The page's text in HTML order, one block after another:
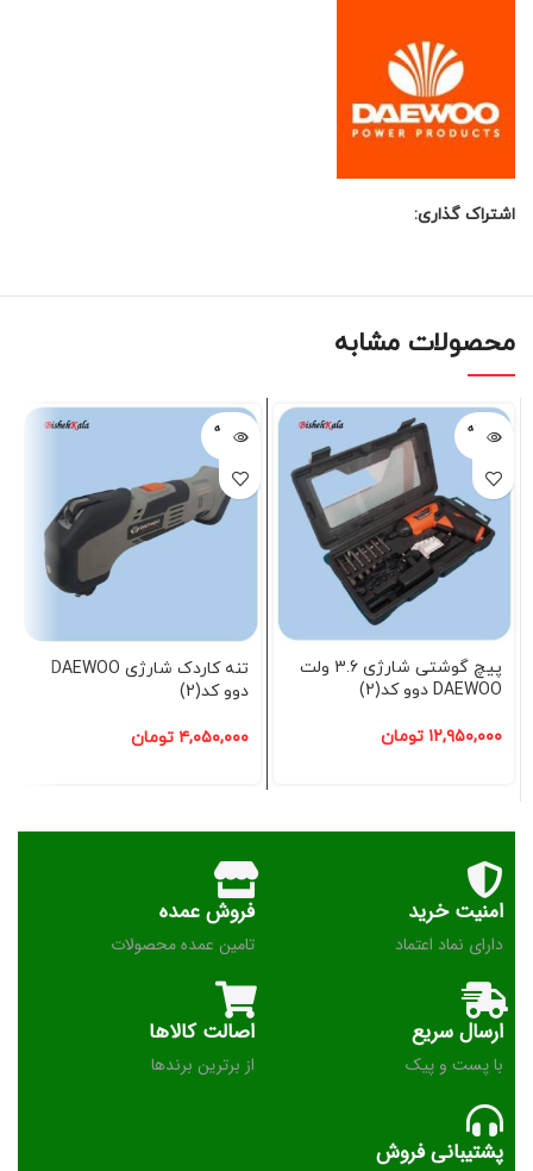
اشتراک گذاری:
محصولات مشابه
فروخته
شده
پیچ گوشتی شارژی 3.6 ولت
DAEWOO دوو کد(2)
۱۲,۹۵۰,۰۰۰ تومان
فروخته
شده
تنه کاردک شارژی DAEWOO
دوو کد(2)
۴,۰۵۰,۰۰۰ تومان
امنیت خرید
دارای نماد اعتماد
فروش عمده
تامین عمده محصولات
ارسال سریع
با پست و پیک
اصالت کالاها
از برترین برندها
پشتیبانی فروش